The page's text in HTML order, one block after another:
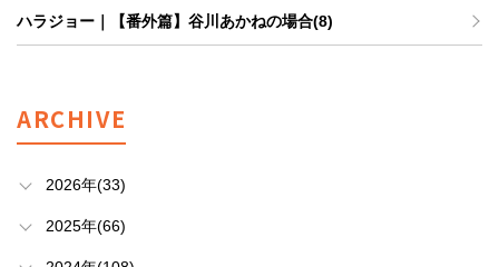
ハラジョー｜【番外篇】谷川あかねの場合(8)
ARCHIVE
2026年(33)
2025年(66)